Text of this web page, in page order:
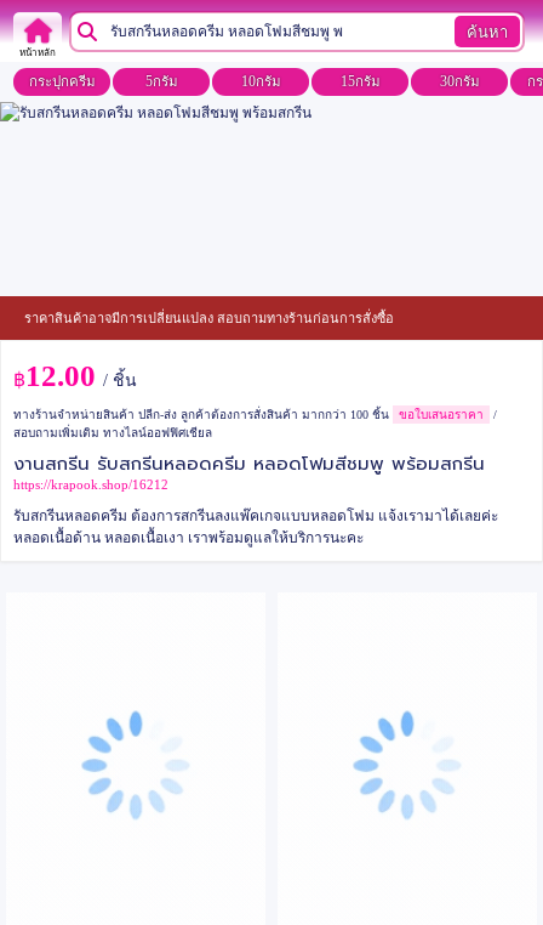
หน้าหลัก
ค้นหา
กระปุกครีม 5กรัม 10กรัม 15กรัม 30กรัม ก
ราคาสินค้าอาจมีการเปลี่ยนแปลง สอบถามทางร้านก่อนการสั่งซื้อ
฿12.00 / ชิ้น
ทางร้านจำหน่ายสินค้า ปลีก-ส่ง ลูกค้าต้องการสั่งสินค้า มากกว่า 100 ชิ้น ขอใบเสนอราคา
/
สอบถามเพิ่มเติม ทางไลน์ออฟฟิศเชียล
งานสกรีน รับสกรีนหลอดครีม หลอดโฟมสีชมพู พร้อมสกรีน
https://krapook.shop/16212
รับสกรีนหลอดครีม ต้องการสกรีนลงแพ๊คเกจแบบหลอดโฟม แจ้งเรามาได้เลยค่ะ
หลอดเนื้อด้าน หลอดเนื้อเงา เราพร้อมดูแลให้บริการนะคะ